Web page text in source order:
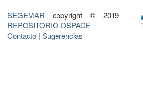
SEGEMAR copyright © 2019
REPOSITORIO-DSPACE
Contacto | Sugerencias